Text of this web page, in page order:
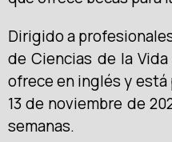
Dirigido a
de Ciencias de la
ofrece en inglés y
13 de noviembre de
semanas.